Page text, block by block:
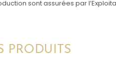
sont assurées par
PRODUITS